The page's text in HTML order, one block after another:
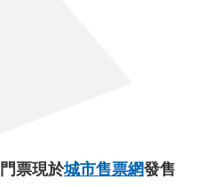
門票現於城市售票網發售